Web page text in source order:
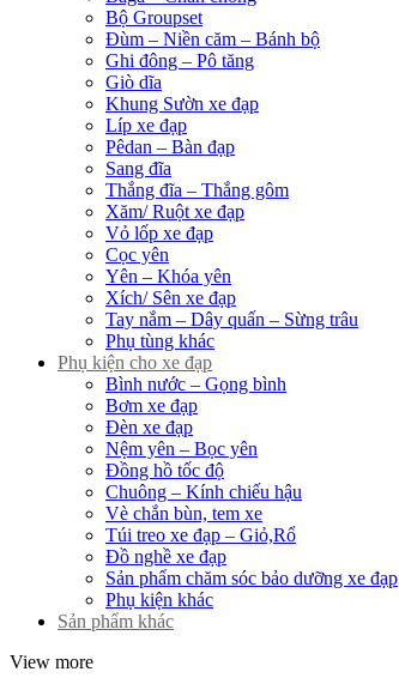
Bộ Groupset
Đùm – Niền căm – Bánh bộ
Ghi đông – Pô tăng
Giò dĩa
Khung Sườn xe đạp
Líp xe đạp
Pêdan – Bàn đạp
Sang đĩa
Thắng đĩa – Thắng gôm
Xăm/ Ruột xe đạp
Vỏ lốp xe đạp
Cọc yên
Yên – Khóa yên
Xích/ Sên xe đạp
Tay nắm – Dây quấn – Sừng trâu
Phụ tùng khác
Phụ kiện cho xe đạp
Bình nước – Gọng bình
Bơm xe đạp
Đèn xe đạp
Nệm yên – Bọc yên
Đồng hồ tốc độ
Chuông – Kính chiếu hậu
Vè chắn bùn, tem xe
Túi treo xe đạp – Giỏ,Rổ
Đồ nghề xe đạp
Sản phẩm chăm sóc bảo dưỡng xe đạp
Phụ kiện khác
Sản phẩm khác
View more